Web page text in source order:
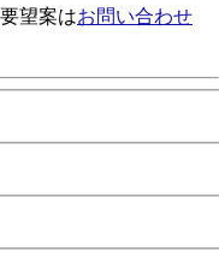
望案はお問い合わせ